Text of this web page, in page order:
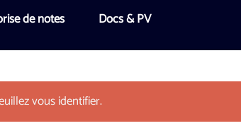
de notes Docs & PV
vous identifier.